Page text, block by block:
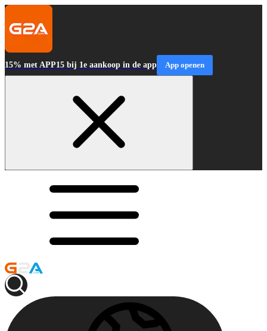
15% met APP15 bij 1e aankoop in de app App openen